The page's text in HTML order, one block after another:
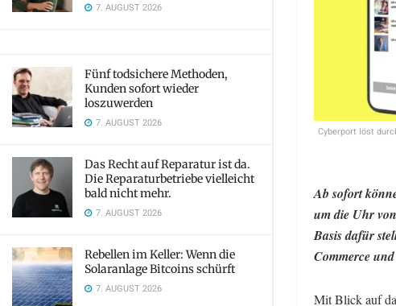
7. AUGUST 2026
Fünf todsichere Methoden,
Kunden sofort wieder
loszuwerden
7. AUGUST 2026
Das Recht auf Reparatur ist da.
Die Reparaturbetriebe vielleicht
bald nicht mehr.
7. AUGUST 2026
Rebellen im Keller: Wenn die
Solaranlage Bitcoins schürft
7. AUGUST 2026
Cyberport löst
Ab sofort
um die Uhr
Basis dafür
Commerce
Mit Blick auf